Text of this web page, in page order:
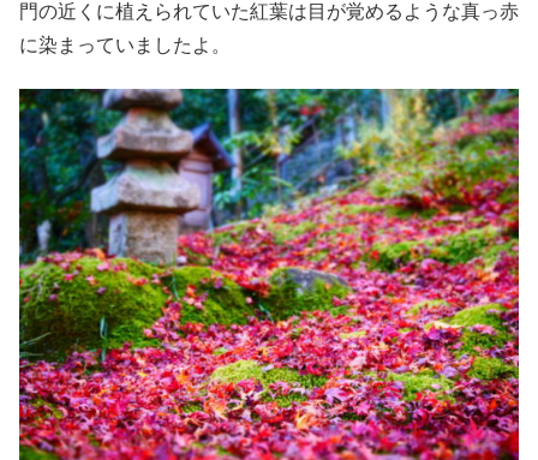
門の近くに植えられていた紅葉は目が覚めるような真っ赤
に染まっていましたよ。